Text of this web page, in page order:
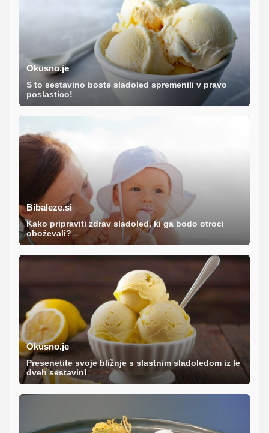
Okusno.je
S to sestavino boste sladoled spremenili v pravo
poslastico!
Bibaleze.si
Kako pripraviti zdrav sladoled, ki ga bodo otroci
oboževali?
Okusno.je
Presenetite svoje bližnje s slastnim sladoledom iz le
dveh sestavin!